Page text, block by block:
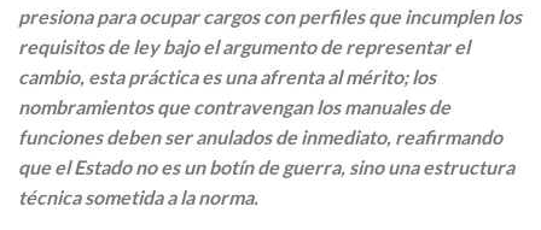
presiona para ocupar cargos con perfiles que incumplen los
requisitos de ley bajo el argumento de representar el
cambio, esta práctica es una afrenta al mérito; los
nombramientos que contravengan los manuales de
funciones deben ser anulados de inmediato, reafirmando
que el Estado no es un botín de guerra, sino una estructura
técnica sometida a la norma.